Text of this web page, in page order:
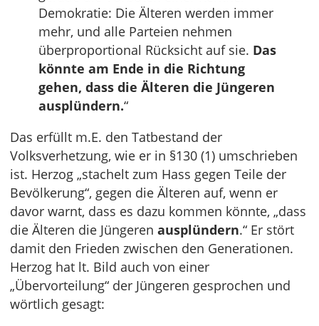
Demokratie: Die Älteren werden immer
mehr, und alle Parteien nehmen
überproportional Rücksicht auf sie. Das
könnte am Ende in die Richtung
gehen, dass die Älteren die Jüngeren
ausplündern.“
Das erfüllt m.E. den Tatbestand der
Volksverhetzung, wie er in §130 (1) umschrieben
ist. Herzog „stachelt zum Hass gegen Teile der
Bevölkerung“, gegen die Älteren auf, wenn er
davor warnt, dass es dazu kommen könnte, „dass
die Älteren die Jüngeren ausplündern.“ Er stört
damit den Frieden zwischen den Generationen.
Herzog hat lt. Bild auch von einer
„Übervorteilung“ der Jüngeren gesprochen und
wörtlich gesagt: